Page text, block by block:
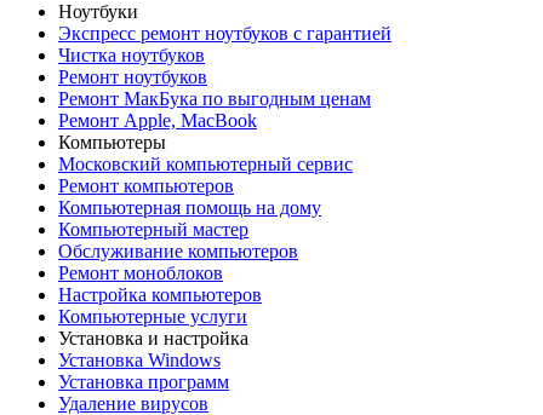
Ноутбуки
Экспресс ремонт ноутбуков с гарантией
Чистка ноутбуков
Ремонт ноутбуков
Ремонт МакБука по выгодным ценам
Ремонт Apple, MacBook
Компьютеры
Московский компьютерный сервис
Ремонт компьютеров
Компьютерная помощь на дому
Компьютерный мастер
Обслуживание компьютеров
Ремонт моноблоков
Настройка компьютеров
Компьютерные услуги
Установка и настройка
Установка Windows
Установка программ
Удаление вирусов